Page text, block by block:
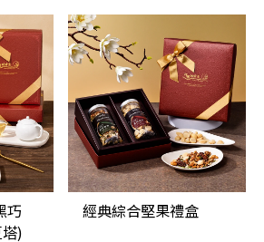
巧
)
經典綜合堅果禮盒